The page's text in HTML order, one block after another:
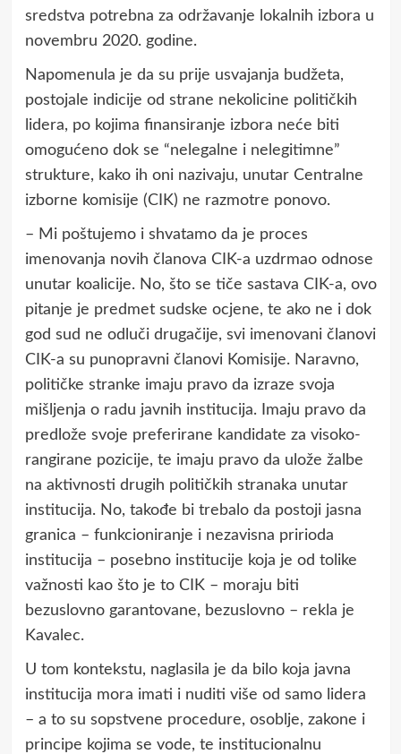
sredstva potrebna za održavanje lokalnih izbora u
novembru 2020. godine.
Napomenula je da su prije usvajanja budžeta,
postojale indicije od strane nekolicine političkih
lidera, po kojima finansiranje izbora neće biti
omogućeno dok se “nelegalne i nelegitimne”
strukture, kako ih oni nazivaju, unutar Centralne
izborne komisije (CIK) ne razmotre ponovo.
– Mi poštujemo i shvatamo da je proces
imenovanja novih članova CIK-a uzdrmao odnose
unutar koalicije. No, što se tiče sastava CIK-a, ovo
pitanje je predmet sudske ocjene, te ako ne i dok
god sud ne odluči drugačije, svi imenovani članovi
CIK-a su punopravni članovi Komisije. Naravno,
političke stranke imaju pravo da izraze svoja
mišljenja o radu javnih institucija. Imaju pravo da
predlože svoje preferirane kandidate za visoko-
rangirane pozicije, te imaju pravo da ulože žalbe
na aktivnosti drugih političkih stranaka unutar
institucija. No, takođe bi trebalo da postoji jasna
granica – funkcioniranje i nezavisna pririoda
institucija – posebno institucije koja je od tolike
važnosti kao što je to CIK – moraju biti
bezuslovno garantovane, bezuslovno – rekla je
Kavalec.
U tom kontekstu, naglasila je da bilo koja javna
institucija mora imati i nuditi više od samo lidera
– a to su sopstvene procedure, osoblje, zakone i
principe kojima se vode, te institucionalnu